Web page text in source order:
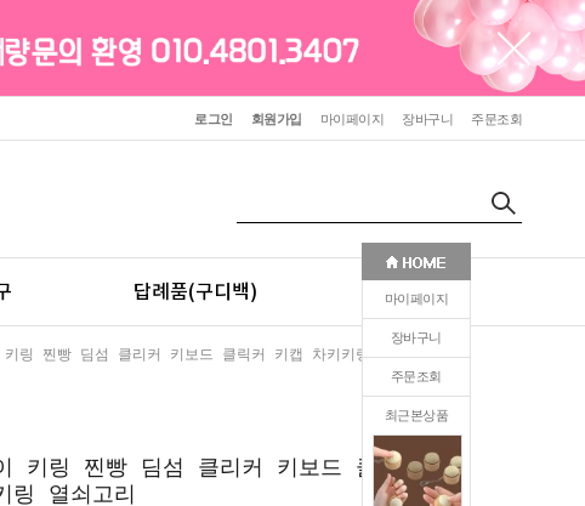
마이페이지
장바구니
주문조회
최근본상품
로그인 회원가입 마이페이지 장바구니 주문조회
답례품(구디백) 판촉(인쇄)
링 찐빵 딤섬 클리커 키보드 클릭커 키캡 차키키링 열쇠고리
0
키링 찐빵 딤섬 클리커 키보드 클릭커
링 열쇠고리